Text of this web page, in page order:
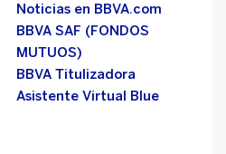
Noticias en BBVA.com
BBVA SAF (FONDOS
MUTUOS)
BBVA Titulizadora
Asistente Virtual Blue